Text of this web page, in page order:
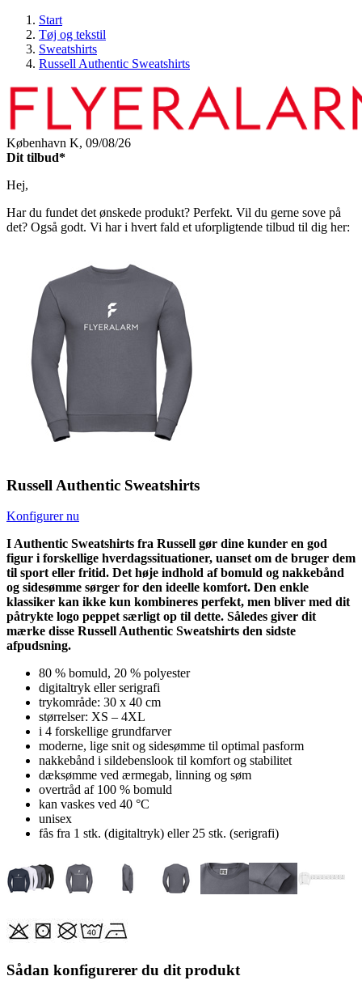
Start
Tøj og tekstil
Sweatshirts
Russell Authentic Sweatshirts
København K, 09/08/26
Dit tilbud*
Hej,
Har du fundet det ønskede produkt? Perfekt. Vil du gerne sove på
det? Også godt. Vi har i hvert fald et uforpligtende tilbud til dig her:
Russell Authentic Sweatshirts
Konfigurer nu
I Authentic Sweatshirts fra Russell gør dine kunder en god
figur i forskellige hverdagssituationer, uanset om de bruger dem
til sport eller fritid. Det høje indhold af bomuld og nakkebånd
og sidesømme sørger for den ideelle komfort. Den enkle
klassiker kan ikke kun kombineres perfekt, men bliver med dit
påtrykte logo peppet særligt op til dette. Således giver dit
mærke disse Russell Authentic Sweatshirts den sidste
afpudsning.
80 % bomuld, 20 % polyester
digitaltryk eller serigrafi
trykområde: 30 x 40 cm
størrelser: XS – 4XL
i 4 forskellige grundfarver
moderne, lige snit og sidesømme til optimal pasform
nakkebånd i sildebenslook til komfort og stabilitet
dæksømme ved ærmegab, linning og søm
overtråd af 100 % bomuld
kan vaskes ved 40 °C
unisex
fås fra 1 stk. (digitaltryk) eller 25 stk. (serigrafi)
Sådan konfigurerer du dit produkt